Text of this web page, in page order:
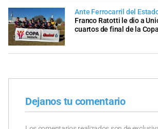
Ante Ferrocarril del
Franco Ratotti le dio a
cuartos de final de la
Dejanos tu comentario